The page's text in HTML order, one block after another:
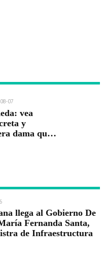
07
vea
y
dama que
llega al Gobierno De
Fernanda Santa,
de Infraestructura